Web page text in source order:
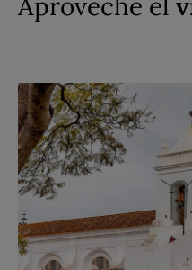
Aproveche el